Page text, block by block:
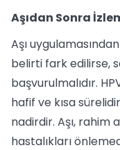
Aşıdan Sonra
Aşı
belirti fark edilirse,
başvurulmalıdır.
hafif ve kısa
nadirdir. Aşı, rahim
hastalıkları